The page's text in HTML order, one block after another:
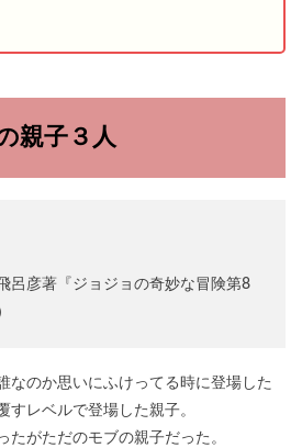
親子３人
呂彦著『ジョジョの奇妙な冒険第8
なのか思いにふけってる時に登場した
すレベルで登場した親子。
たがただのモブの親子だった。